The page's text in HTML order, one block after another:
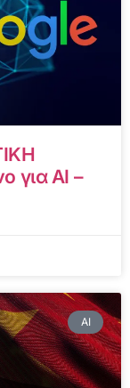
για AI –
AI